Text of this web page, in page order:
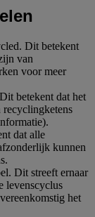
Dit betekent
van
voor meer
betekent dat het
recyclingketens
dat alle
kunnen
Dit streeft ernaar
levenscyclus
het